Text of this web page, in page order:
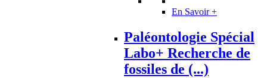
En Savoir +
Paléontologie Spécial
Labo+ Recherche de
fossiles de (...)